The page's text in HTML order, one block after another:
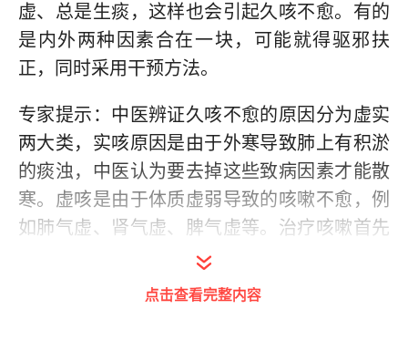
虚、总是生痰，这样也会引起久咳不愈。有的
是内外两种因素合在一块，可能就得驱邪扶
正，同时采用干预方法。
专家提示：中医辨证久咳不愈的原因分为虚实
两大类，实咳原因是由于外寒导致肺上有积淤
的痰浊，中医认为要去掉这些致病因素才能散
寒。虚咳是由于体质虚弱导致的咳嗽不愈，例
如肺气虚、肾气虚、脾气虚等。治疗咳嗽首先
要明确病因，选择合适的治疗方法。
黄帝内经里面关于咳嗽的病因论述得很详细。
点击查看完整内容